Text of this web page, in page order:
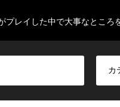
プレイした中で大事なところ